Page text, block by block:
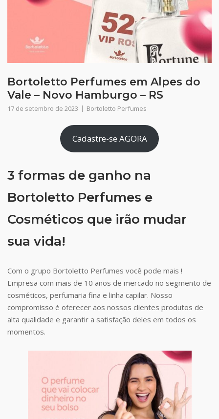
Bortoletto Perfumes em Alpes do
Vale – Novo Hamburgo – RS
17 de setembro de 2023 Bortoletto Perfumes
Cadastre-se AGORA
3 formas de ganho na
Bortoletto Perfumes e
Cosméticos que irão mudar
sua vida!
Com o grupo Bortoletto Perfumes você pode mais !
Empresa com mais de 10 anos de mercado no segmento de
cosméticos, perfumaria fina e linha capilar. Nosso
compromisso é oferecer aos nossos clientes produtos de
alta qualidade e garantir a satisfação deles em todos os
momentos.